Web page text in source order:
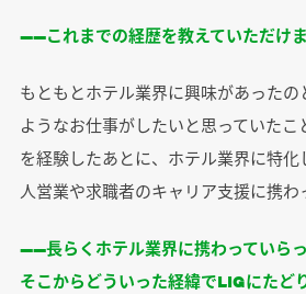
――これまでの経歴を教えていただけ
もともとホテル業界に興味があったの
ようなお仕事がしたいと思っていた
を経験したあとに、ホテル業界に特
人営業や求職者のキャリア支援に携わ
――長らくホテル業界に携わっていら
そこからどういった経緯でLIGにたど